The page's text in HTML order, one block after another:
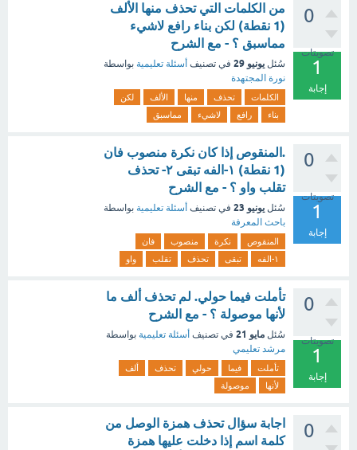
0
تصويتات
1
إجابة
من الكلمات التي تحذف منها الألف
(1 نقطة) لكن بناء رافع لاشيء
مماسبق ؟ - مع الشرح
سُئل يونيو 29 في تصنيف أسئلة تعليمية بواسطة
نورة المجتهدة
الكلمات تحذف منها الألف
لكن
بناء
رافع لاشيء مماسبق
0
تصويتات
1
إجابة
.المنقوص إذا كان نكرة منصوب فان
(1 نقطة) ١-الفه تبقى ٢- تحذف
تقلب واو ؟ - مع الشرح
سُئل يونيو 23 في تصنيف أسئلة تعليمية بواسطة
باحث المعرفة
المنقوص نكرة منصوب
فان
١-الفه
تبقى تحذف تقلب واو
0
تصويتات
1
إجابة
تأملت فيما حولي. لم تحذف ألف ما
لأنها موصولة ؟ - مع الشرح
سُئل مايو 21 في تصنيف أسئلة تعليمية بواسطة
مرشد تعليمي
تأملت فيما حولي تحذف
ألف
لأنها
موصولة
0
اجابة سؤال تحذف همزة الوصل من
كلمة اسم إذا دخلت عليها همزة